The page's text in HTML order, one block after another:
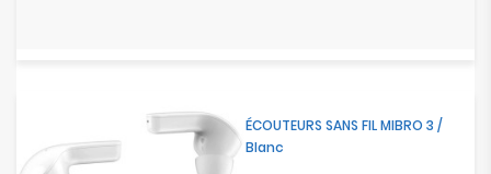
ÉCOUTEURS SANS FIL MIBRO 3 /
Blanc